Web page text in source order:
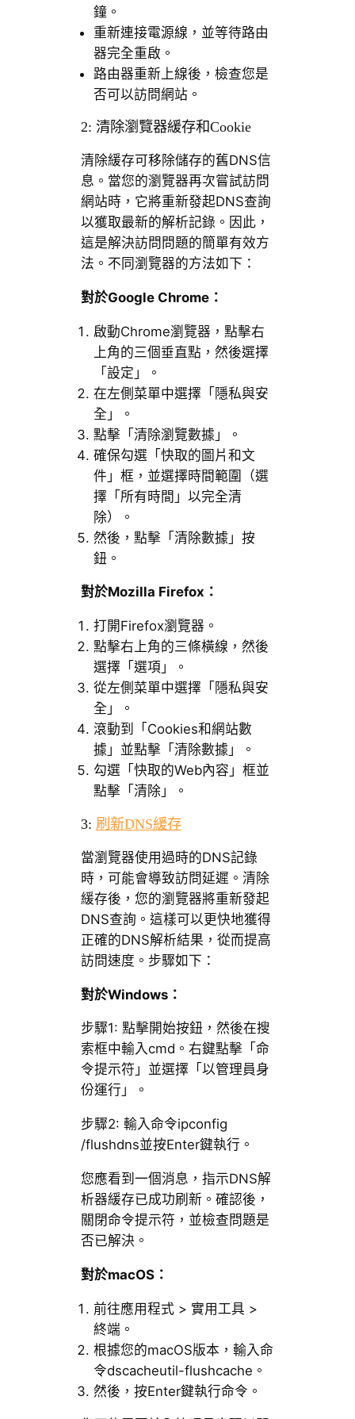
鐘。
重新連接電源線，並等待路由
器完全重啟。
路由器重新上線後，檢查您是
否可以訪問網站。
2: 清除瀏覽器緩存和Cookie
清除緩存可移除儲存的舊DNS信
息。當您的瀏覽器再次嘗試訪問
網站時，它將重新發起DNS查詢
以獲取最新的解析記錄。因此，
這是解決訪問問題的簡單有效方
法。不同瀏覽器的方法如下：
對於Google Chrome：
啟動Chrome瀏覽器，點擊右
上角的三個垂直點，然後選擇
「設定」。
在左側菜單中選擇「隱私與安
全」。
點擊「清除瀏覽數據」。
確保勾選「快取的圖片和文
件」框，並選擇時間範圍（選
擇「所有時間」以完全清
除）。
然後，點擊「清除數據」按
鈕。
對於Mozilla Firefox：
打開Firefox瀏覽器。
點擊右上角的三條橫線，然後
選擇「選項」。
從左側菜單中選擇「隱私與安
全」。
滾動到「Cookies和網站數
據」並點擊「清除數據」。
勾選「快取的Web內容」框並
點擊「清除」。
3: 刷新DNS緩存
當瀏覽器使用過時的DNS記錄
時，可能會導致訪問延遲。清除
緩存後，您的瀏覽器將重新發起
DNS查詢。這樣可以更快地獲得
正確的DNS解析結果，從而提高
訪問速度。步驟如下：
對於Windows：
步驟1: 點擊開始按鈕，然後在搜
索框中輸入cmd。右鍵點擊「命
令提示符」並選擇「以管理員身
份運行」。
步驟2: 輸入命令ipconfig
/flushdns並按Enter鍵執行。
您應看到一個消息，指示DNS解
析器緩存已成功刷新。確認後，
關閉命令提示符，並檢查問題是
否已解決。
對於macOS：
前往應用程式 > 實用工具 >
終端。
根據您的macOS版本，輸入命
令dscacheutil-flushcache。
然後，按Enter鍵執行命令。